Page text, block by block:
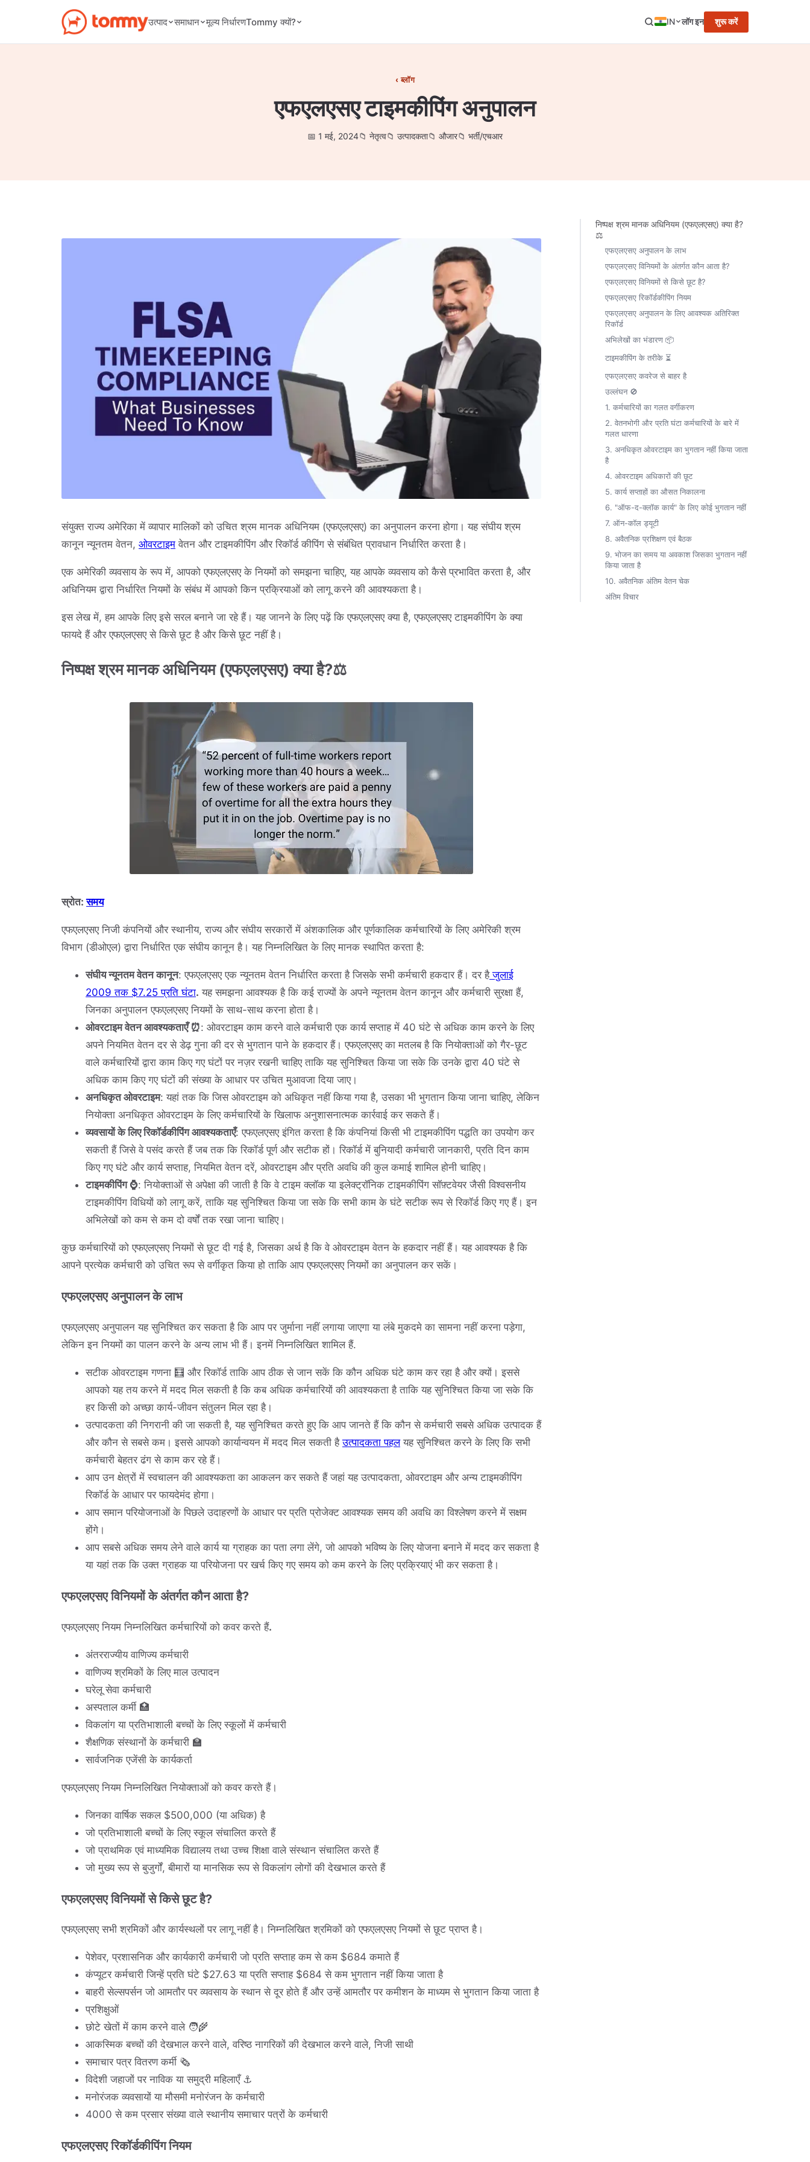
उत्पाद समाधान मूल्य निर्धारणTommy क्यों? IN लॉग इन शुरू करें
ब्लॉग
एफएलएसए टाइमकीपिंग अनुपालन
1 मई, 2024 नेतृत्व उत्पादकता औजार भर्ती/एचआर
संयुक्त राज्य अमेरिका में व्यापार मालिकों को उचित श्रम मानक अधिनियम (एफएलएसए) का अनुपालन करना होगा। यह संघीय श्रम
कानून न्यूनतम वेतन, ओवरटाइम वेतन और टाइमकीपिंग और रिकॉर्ड कीपिंग से संबंधित प्रावधान निर्धारित करता है।
एक अमेरिकी व्यवसाय के रूप में, आपको एफएलएसए के नियमों को समझना चाहिए, यह आपके व्यवसाय को कैसे प्रभावित करता है, और
अधिनियम द्वारा निर्धारित नियमों के संबंध में आपको किन प्रक्रियाओं को लागू करने की आवश्यकता है।
इस लेख में, हम आपके लिए इसे सरल बनाने जा रहे हैं। यह जानने के लिए पढ़ें कि एफएलएसए क्या है, एफएलएसए टाइमकीपिंग के क्या
फायदे हैं और एफएलएसए से किसे छूट है और किसे छूट नहीं है।
निष्पक्ष श्रम मानक अधिनियम (एफएलएसए) क्या है?⚖️
स्रोत:समय
एफएलएसए निजी कंपनियों और स्थानीय, राज्य और संघीय सरकारों में अंशकालिक और पूर्णकालिक कर्मचारियों के लिए अमेरिकी श्रम
विभाग (डीओएल) द्वारा निर्धारित एक संघीय कानून है। यह निम्नलिखित के लिए मानक स्थापित करता है:
संघीय न्यूनतम वेतन कानून: एफएलएसए एक न्यूनतम वेतन निर्धारित करता है जिसके सभी कर्मचारी हकदार हैं। दर हैजुलाई
2009 तक $7.25 प्रति घंटा. यह समझना आवश्यक है कि कई राज्यों के अपने न्यूनतम वेतन कानून और कर्मचारी सुरक्षा हैं,
जिनका अनुपालन एफएलएसए नियमों के साथ-साथ करना होता है।
ओवरटाइम वेतन आवश्यकताएँ ⏰: ओवरटाइम काम करने वाले कर्मचारी एक कार्य सप्ताह में 40 घंटे से अधिक काम करने के लिए
अपने नियमित वेतन दर से डेढ़ गुना की दर से भुगतान पाने के हकदार हैं। एफएलएसए का मतलब है कि नियोक्ताओं को गैर-छूट
वाले कर्मचारियों द्वारा काम किए गए घंटों पर नज़र रखनी चाहिए ताकि यह सुनिश्चित किया जा सके कि उनके द्वारा 40 घंटे से
अधिक काम किए गए घंटों की संख्या के आधार पर उचित मुआवजा दिया जाए।
अनधिकृत ओवरटाइम: यहां तक कि जिस ओवरटाइम को अधिकृत नहीं किया गया है, उसका भी भुगतान किया जाना चाहिए, लेकिन
नियोक्ता अनधिकृत ओवरटाइम के लिए कर्मचारियों के खिलाफ अनुशासनात्मक कार्रवाई कर सकते हैं।
व्यवसायों के लिए रिकॉर्डकीपिंग आवश्यकताएँ: एफएलएसए इंगित करता है कि कंपनियां किसी भी टाइमकीपिंग पद्धति का उपयोग कर
सकती हैं जिसे वे पसंद करते हैं जब तक कि रिकॉर्ड पूर्ण और सटीक हों। रिकॉर्ड में बुनियादी कर्मचारी जानकारी, प्रति दिन काम
किए गए घंटे और कार्य सप्ताह, नियमित वेतन दरें, ओवरटाइम और प्रति अवधि की कुल कमाई शामिल होनी चाहिए।
टाइमकीपिंग ⌚: नियोक्ताओं से अपेक्षा की जाती है कि वे टाइम क्लॉक या इलेक्ट्रॉनिक टाइमकीपिंग सॉफ़्टवेयर जैसी विश्वसनीय
टाइमकीपिंग विधियों को लागू करें, ताकि यह सुनिश्चित किया जा सके कि सभी काम के घंटे सटीक रूप से रिकॉर्ड किए गए हैं। इन
अभिलेखों को कम से कम दो वर्षों तक रखा जाना चाहिए।
कुछ कर्मचारियों को एफएलएसए नियमों से छूट दी गई है, जिसका अर्थ है कि वे ओवरटाइम वेतन के हकदार नहीं हैं। यह आवश्यक है कि
आपने प्रत्येक कर्मचारी को उचित रूप से वर्गीकृत किया हो ताकि आप एफएलएसए नियमों का अनुपालन कर सकें।
एफएलएसए अनुपालन के लाभ
एफएलएसए अनुपालन यह सुनिश्चित कर सकता है कि आप पर जुर्माना नहीं लगाया जाएगा या लंबे मुकदमे का सामना नहीं करना पड़ेगा,
लेकिन इन नियमों का पालन करने के अन्य लाभ भी हैं। इनमें निम्नलिखित शामिल हैं.
सटीक ओवरटाइम गणना 🧮 और रिकॉर्ड ताकि आप ठीक से जान सकें कि कौन अधिक घंटे काम कर रहा है और क्यों। इससे
आपको यह तय करने में मदद मिल सकती है कि कब अधिक कर्मचारियों की आवश्यकता है ताकि यह सुनिश्चित किया जा सके कि
हर किसी को अच्छा कार्य-जीवन संतुलन मिल रहा है।
उत्पादकता की निगरानी की जा सकती है, यह सुनिश्चित करते हुए कि आप जानते हैं कि कौन से कर्मचारी सबसे अधिक उत्पादक हैं
और कौन से सबसे कम। इससे आपको कार्यान्वयन में मदद मिल सकती हैउत्पादकता पहलयह सुनिश्चित करने के लिए कि सभी
कर्मचारी बेहतर ढंग से काम कर रहे हैं।
आप उन क्षेत्रों में स्वचालन की आवश्यकता का आकलन कर सकते हैं जहां यह उत्पादकता, ओवरटाइम और अन्य टाइमकीपिंग
रिकॉर्ड के आधार पर फायदेमंद होगा।
आप समान परियोजनाओं के पिछले उदाहरणों के आधार पर प्रति प्रोजेक्ट आवश्यक समय की अवधि का विश्लेषण करने में सक्षम
होंगे।
आप सबसे अधिक समय लेने वाले कार्य या ग्राहक का पता लगा लेंगे, जो आपको भविष्य के लिए योजना बनाने में मदद कर सकता है
या यहां तक कि उक्त ग्राहक या परियोजना पर खर्च किए गए समय को कम करने के लिए प्रक्रियाएं भी कर सकता है।
एफएलएसए विनियमों के अंतर्गत कौन आता है?
एफएलएसए नियम निम्नलिखित कर्मचारियों को कवर करते हैं.
अंतरराज्यीय वाणिज्य कर्मचारी
वाणिज्य श्रमिकों के लिए माल उत्पादन
घरेलू सेवा कर्मचारी
अस्पताल कर्मी 🏥
विकलांग या प्रतिभाशाली बच्चों के लिए स्कूलों में कर्मचारी
शैक्षणिक संस्थानों के कर्मचारी 🏫
सार्वजनिक एजेंसी के कार्यकर्ता
एफएलएसए नियम निम्नलिखित नियोक्ताओं को कवर करते हैं।
जिनका वार्षिक सकल $500,000 (या अधिक) है
जो प्रतिभाशाली बच्चों के लिए स्कूल संचालित करते हैं
जो प्राथमिक एवं माध्यमिक विद्यालय तथा उच्च शिक्षा वाले संस्थान संचालित करते हैं
जो मुख्य रूप से बुजुर्गों, बीमारों या मानसिक रूप से विकलांग लोगों की देखभाल करते हैं
एफएलएसए विनियमों से किसे छूट है?
एफएलएसए सभी श्रमिकों और कार्यस्थलों पर लागू नहीं है। निम्नलिखित श्रमिकों को एफएलएसए नियमों से छूट प्राप्त है।
पेशेवर, प्रशासनिक और कार्यकारी कर्मचारी जो प्रति सप्ताह कम से कम $684 कमाते हैं
कंप्यूटर कर्मचारी जिन्हें प्रति घंटे $27.63 या प्रति सप्ताह $684 से कम भुगतान नहीं किया जाता है
बाहरी सेल्सपर्सन जो आमतौर पर व्यवसाय के स्थान से दूर होते हैं और उन्हें आमतौर पर कमीशन के माध्यम से भुगतान किया जाता है
प्रशिक्षुओं
छोटे खेतों में काम करने वाले 🧑‍🌾
आकस्मिक बच्चों की देखभाल करने वाले, वरिष्ठ नागरिकों की देखभाल करने वाले, निजी साथी
समाचार पत्र वितरण कर्मी 🗞️
विदेशी जहाजों पर नाविक या समुद्री महिलाएँ ⚓
मनोरंजक व्यवसायों या मौसमी मनोरंजन के कर्मचारी
4000 से कम प्रसार संख्या वाले स्थानीय समाचार पत्रों के कर्मचारी
एफएलएसए रिकॉर्डकीपिंग नियम
निष्पक्ष श्रम मानक अधिनियम (एफएलएसए) क्या है?
⚖️
एफएलएसए अनुपालन के लाभ
एफएलएसए विनियमों के अंतर्गत कौन आता है?
एफएलएसए विनियमों से किसे छूट है?
एफएलएसए रिकॉर्डकीपिंग नियम
एफएलएसए अनुपालन के लिए आवश्यक अतिरिक्त
रिकॉर्ड
अभिलेखों का भंडारण 📦
टाइमकीपिंग के तरीके ⏳
एफएलएसए कवरेज से बाहर है
उल्लंघन 🚫
1. कर्मचारियों का गलत वर्गीकरण
2. वेतनभोगी और प्रति घंटा कर्मचारियों के बारे में
गलत धारणा
3. अनधिकृत ओवरटाइम का भुगतान नहीं किया जाता
है
4. ओवरटाइम अधिकारों की छूट
5. कार्य सप्ताहों का औसत निकालना
6. "ऑफ-द-क्लॉक कार्य" के लिए कोई भुगतान नहीं
7. ऑन-कॉल ड्यूटी
8. अवैतनिक प्रशिक्षण एवं बैठक
9. भोजन का समय या अवकाश जिसका भुगतान नहीं
किया जाता है
10. अवैतनिक अंतिम वेतन चेक
अंतिम विचार